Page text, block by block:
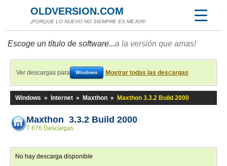
OLDVERSION.COM
¡PORQUE LO NUEVO NO SIEMPRE ES MEJOR!
Escoge un título de software...a la versión que amas!
Ver descargas para Windows Mostrar todas las descargas
Windows » Internet » Maxthon » Maxthon 3.3.2 Build 2000
Maxthon 3.3.2 Build 2000
7 676 Descargas
No hay descarga disponible